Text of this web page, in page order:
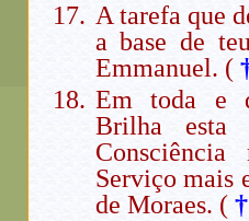
A tarefa que
a base de
Emmanuel. (
Em toda e
Brilha esta
Consciência
Serviço
de Moraes. (†